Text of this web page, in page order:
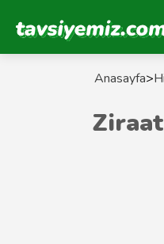
Tavsiyemiz Anasayfa
Anasayfa>